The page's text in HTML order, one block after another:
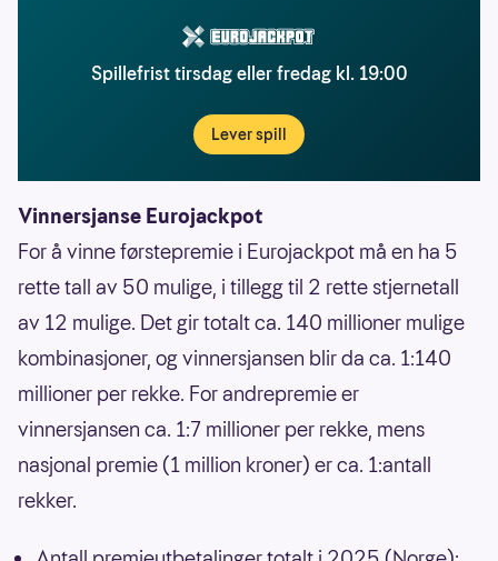
Spillefrist tirsdag eller fredag kl. 19:00
Lever spill
Vinnersjanse Eurojackpot
For å vinne førstepremie i Eurojackpot må en ha 5
rette tall av 50 mulige, i tillegg til 2 rette stjernetall
av 12 mulige. Det gir totalt ca. 140 millioner mulige
kombinasjoner, og vinnersjansen blir da ca. 1:140
millioner per rekke. For andrepremie er
vinnersjansen ca. 1:7 millioner per rekke, mens
nasjonal premie (1 million kroner) er ca. 1:antall
rekker.